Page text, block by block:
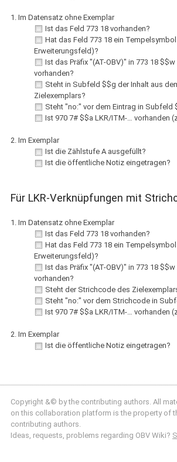
1. Im Datensatz ohne Exemplar
Ist das Feld 773 18 vorhanden?
Hat das Feld 773 18 ein
Erweiterungsfeld)?
Ist das Präfix "(AT-OBV)" in 773 18
vorhanden?
Steht in Subfeld $$g der Inhalt aus
Zielexemplars?
Steht "no:" vor dem Eintrag in Subfeld
Ist 970 7# $$a LKR/ITM-… vorhanden
2. Im Exemplar
Ist die Zählstufe A ausgefüllt?
Ist die öffentliche Notiz eingetragen?
Für LKR-Verknüpfungen mit
1. Im Datensatz ohne Exemplar
Ist das Feld 773 18 vorhanden?
Hat das Feld 773 18 ein
Erweiterungsfeld)?
Ist das Präfix "(AT-OBV)" in 773 18
vorhanden?
Steht der Strichcode des
Steht "no:" vor dem Strichcode in
Ist 970 7# $$a LKR/ITM-… vorhanden
2. Im Exemplar
Ist die öffentliche Notiz eingetragen?
Copyright &© by the contributing authors. All
on this collaboration platform is the property of
contributing authors.
Ideas, requests, problems regarding OBV Wiki?